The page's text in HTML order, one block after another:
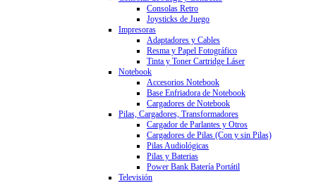
Consolas Retro
Joysticks de Juego
Impresoras
Adaptadores y Cables
Resma y Papel Fotográfico
Tinta y Toner Cartridge Láser
Notebook
Accesorios Notebook
Base Enfriadora de Notebook
Cargadores de Notebook
Pilas, Cargadores, Transformadores
Cargador de Parlantes y Otros
Cargadores de Pilas (Con y sin Pilas)
Pilas Audiológicas
Pilas y Baterias
Power Bank Batería Portátil
Televisión